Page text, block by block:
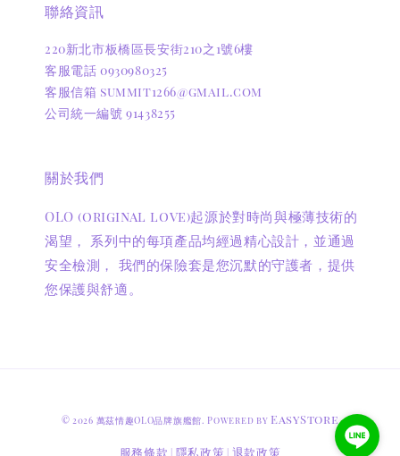
聯絡資訊
220新北市板橋區長安街210之1號6樓
客服電話 0930980325
客服信箱 summit1266@gmail.com
公司統一編號 91438255
關於我們
OLO (original love)起源於對時尚與極薄技術的
渴望， 系列中的每項產品均經過精心設計，並通過
安全檢測， 我們的保險套是您沉默的守護者，提供
您保護與舒適。
© 2026 萬茲情趣OLO品牌旗艦館. Powered by EasyStore
服務條款 隱私政策 退款政策